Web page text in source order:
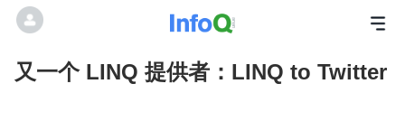
又一个 LINQ 提供者：LINQ to Twitter